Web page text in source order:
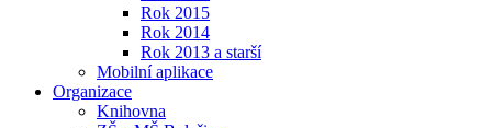
Rok 2015
Rok 2014
Rok 2013 a starší
Mobilní aplikace
Organizace
Knihovna